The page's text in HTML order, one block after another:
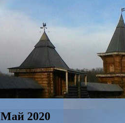
Май 2020